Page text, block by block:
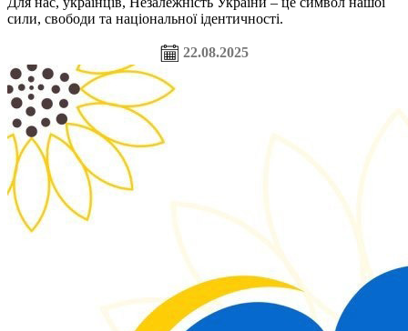
сили, свободи та національної ідентичності.
22.08.2025